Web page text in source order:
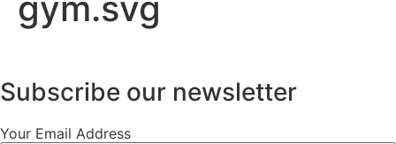
Subscribe our newsletter
Your Email Address